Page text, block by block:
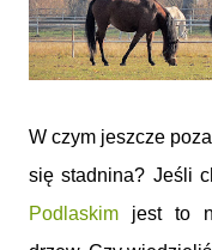
W czym jeszcze
się stadnina? Jeśli
Podlaskim jest to